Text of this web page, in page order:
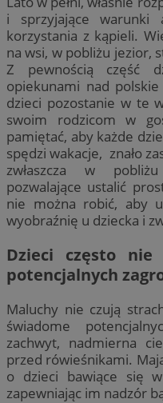
i sprzyjające warunki
korzystania z kąpieli.
na wsi, w pobliżu jezior,
Z pewnością część
opiekunami nad
dzieci pozostanie w te
swoim rodzicom w
pamiętać, aby każde
spędzi wakacje, znało
zwłaszcza w
pozwalające ustalić
nie można robić, aby
wyobraźnię u dziecka i
Dzieci często
potencjalnych
Maluchy nie czują
świadome
zachwyt, nadmierna
przed rówieśnikami.
o dzieci bawiące się
zapewniając im nadzór